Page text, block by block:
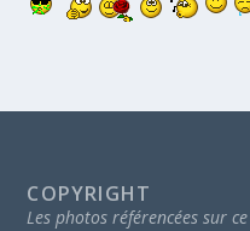
COPYRIGHT
Les photos référencées sur